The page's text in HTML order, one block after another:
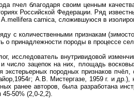
пчел благодаря своим ценным
Российской Федерации. Ряд
carnica, сложившуюся в
с количественными признакам
о принадлежности породы в процессе
исследователь внутривидовой
число зацепок на них, площадь
экстерьерных породных признаков
А.В. Мистергазе, 1959 г. и
ранее авторов, была разработана
45-50% (2,0-2,2).